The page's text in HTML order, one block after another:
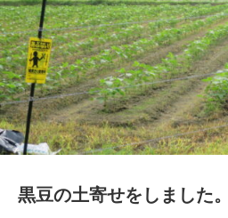
黒豆の土寄せをしました。